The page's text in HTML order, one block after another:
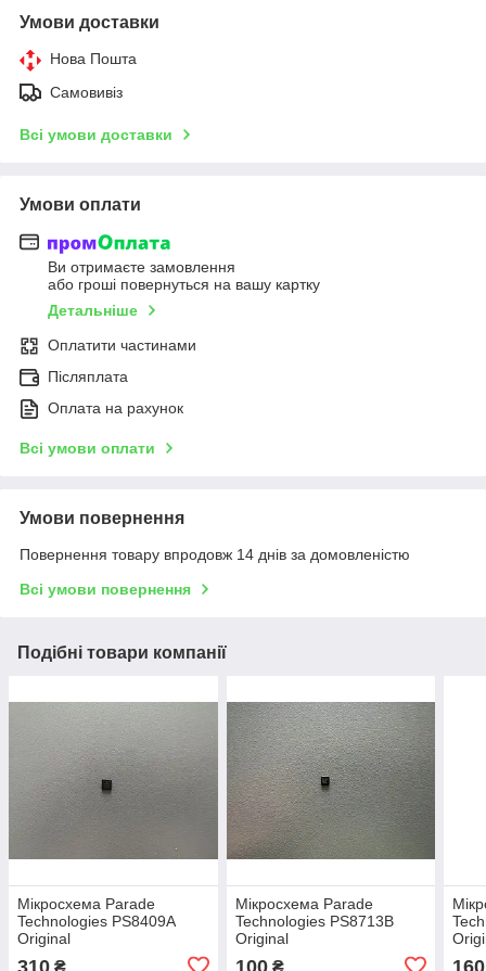
Умови доставки
Нова Пошта
Самовивіз
Всі умови доставки
Умови оплати
Ви отримаєте замовлення
або гроші повернуться на вашу картку
Детальніше
Оплатити частинами
Післяплата
Оплата на рахунок
Всі умови оплати
Умови повернення
Повернення товару впродовж 14 днів за домовленістю
Всі умови повернення
Подібні товари компанії
Мікросхема Parade
Technologies PS8409A
Original
310 ₴
Мікросхема Parade
Technologies PS8713B
Original
100₴ 160